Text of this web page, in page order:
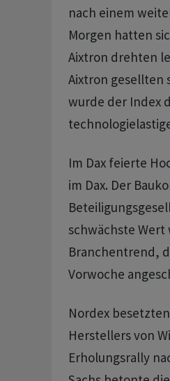
nach einem
Morgen hatten
Aixtron drehten
Aixtron gesellten
wurde der Index
Im Dax feierte
im Dax. Der
schwächste
Branchentrend,
Vorwoche
Nordex
Herstellers von
Erholungsrally